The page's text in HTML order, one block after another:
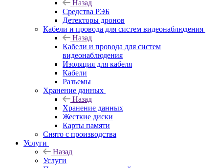
Назад
Средства РЭБ
Детекторы дронов
Кабели и провода для систем видеонаблюдения
Назад
Кабели и провода для систем
видеонаблюдения
Изоляция для кабеля
Кабели
Разъемы
Хранение данных
Назад
Хранение данных
Жесткие диски
Карты памяти
Снято с производства
Услуги
Назад
Услуги